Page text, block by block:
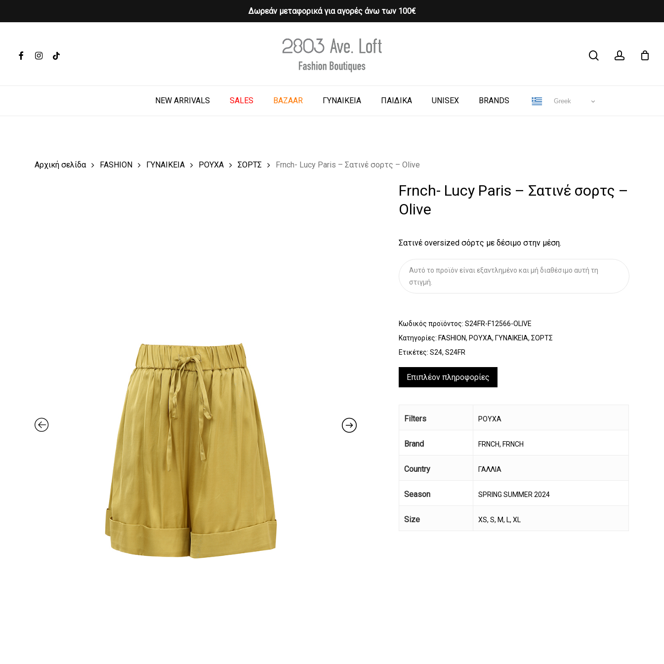
Δωρεάν μεταφορικά για αγορές άνω των 100€
Hit enter to search or ESC to close
FACEBOOKINSTAGRAM
TIKTOK
NEW ARRIVALS SALES BAZAAR ΓΥΝΑΙΚΕΙΑ ΠΑΙΔΙΚΑ UNISEX BRANDS Greek
Cart CLOSE
Αρχική σελίδα FASHION ΓΥΝΑΙΚΕΙΑ ΡΟΥΧΑ ΣΟΡΤΣ Frnch- Lucy Paris – Σατινέ σορτς – Olive
Frnch- Lucy Paris – Σατινέ σορτς –
Olive
Σατινέ oversized σόρτς με δέσιμο στην μέση.
Αυτό το προϊόν είναι εξαντλημένο και μή διαθέσιμο αυτή τη
στιγμή.
Κωδικός προϊόντος:S24FR-F12566-OLIVE
Κατηγορίες: FASHION, ΡΟΥΧΑ, ΓΥΝΑΙΚΕΙΑ,ΣΟΡΤΣ
Ετικέτες:S24,S24FR
Επιπλέον πληροφορίες
Filters ΡΟΥΧΑ
Brand FRNCH, FRNCH
Country ΓΑΛΛΙΑ
Season SPRING SUMMER 2024
Size XS, S, M, L, XL